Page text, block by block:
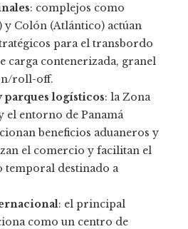
: complejos como
y Colón (Atlántico) actúan
para el transbordo
carga contenerizada, granel
roll-off.
parques logísticos: la Zona
el entorno de Panamá
beneficios aduaneros y
el comercio y facilitan el
temporal destinado a
: el principal
como un centro de